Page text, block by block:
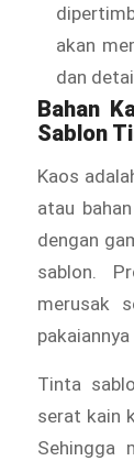
akan
dan
Bahan
Sablon
Kaos
atau
dengan
sablon.
merusak
Tinta
serat kain
Sehingga